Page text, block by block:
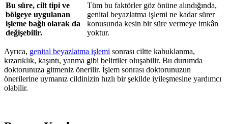
Bu süre, cilt tipi ve
bölgeye uygulanan
işleme bağlı olarak da
değişebilir.
Tüm bu faktörler göz önüne alındığında,
genital beyazlatma işlemi ne kadar sürer
konusunda kesin bir süre vermeye imkân
yoktur.
Ayrıca, genital beyazlatma işlemi sonrası ciltte kabuklanma,
kızarıklık, kaşıntı, yanma gibi belirtiler oluşabilir. Bu durumda
doktorunuza gitmeniz önerilir. İşlem sonrası doktorunuzun
önerilerine uymanız cildinizin hızlı bir şekilde iyileşmesine yardımcı
olabilir.